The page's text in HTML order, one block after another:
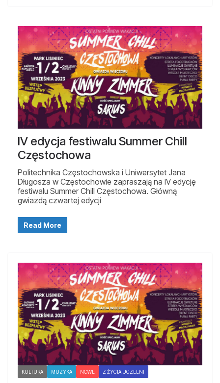
IV edycja festiwalu Summer Chill
Częstochowa
Politechnika Częstochowska i Uniwersytet Jana
Długosza w Częstochowie zapraszają na IV edycję
festiwalu Summer Chill Częstochowa. Główną
gwiazdą czwartej edycji
Read More
KULTURA MUZYKA NOWE Z ŻYCIA UCZELNI